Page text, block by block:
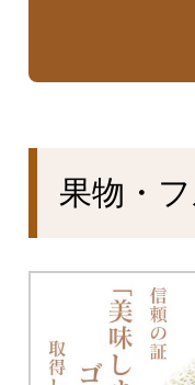
果物・